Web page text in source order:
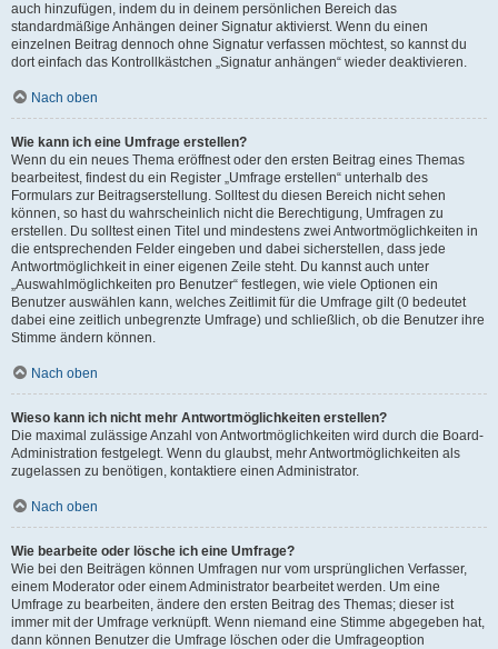
auch hinzufügen, indem du in deinem persönlichen Bereich das
standardmäßige Anhängen deiner Signatur aktivierst. Wenn du einen
einzelnen Beitrag dennoch ohne Signatur verfassen möchtest, so kannst du
dort einfach das Kontrollkästchen „Signatur anhängen“ wieder deaktivieren.
Nach oben
Wie kann ich eine Umfrage erstellen?
Wenn du ein neues Thema eröffnest oder den ersten Beitrag eines Themas
bearbeitest, findest du ein Register „Umfrage erstellen“ unterhalb des
Formulars zur Beitragserstellung. Solltest du diesen Bereich nicht sehen
können, so hast du wahrscheinlich nicht die Berechtigung, Umfragen zu
erstellen. Du solltest einen Titel und mindestens zwei Antwortmöglichkeiten in
die entsprechenden Felder eingeben und dabei sicherstellen, dass jede
Antwortmöglichkeit in einer eigenen Zeile steht. Du kannst auch unter
„Auswahlmöglichkeiten pro Benutzer“ festlegen, wie viele Optionen ein
Benutzer auswählen kann, welches Zeitlimit für die Umfrage gilt (0 bedeutet
dabei eine zeitlich unbegrenzte Umfrage) und schließlich, ob die Benutzer ihre
Stimme ändern können.
Nach oben
Wieso kann ich nicht mehr Antwortmöglichkeiten erstellen?
Die maximal zulässige Anzahl von Antwortmöglichkeiten wird durch die Board-
Administration festgelegt. Wenn du glaubst, mehr Antwortmöglichkeiten als
zugelassen zu benötigen, kontaktiere einen Administrator.
Nach oben
Wie bearbeite oder lösche ich eine Umfrage?
Wie bei den Beiträgen können Umfragen nur vom ursprünglichen Verfasser,
einem Moderator oder einem Administrator bearbeitet werden. Um eine
Umfrage zu bearbeiten, ändere den ersten Beitrag des Themas; dieser ist
immer mit der Umfrage verknüpft. Wenn niemand eine Stimme abgegeben hat,
dann können Benutzer die Umfrage löschen oder die Umfrageoption